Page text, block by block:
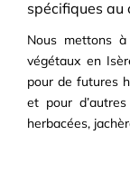
spécifiques au
Nous mettons
végétaux en
pour de futures
et pour
herbacées,